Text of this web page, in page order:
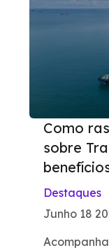
Como
sobre
Destaques
Junho 18